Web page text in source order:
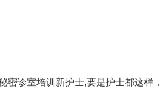
密诊室培训新护士,要是护士都这样